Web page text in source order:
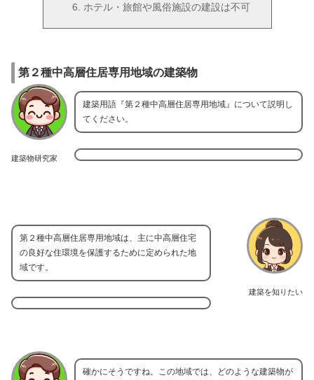
ホテル・旅館や風俗施設の建設は不可
第２種中高層住居専用地域の建築物
建築物研究家
建築用語『第２種中高層住居専用地域』について説明し
てください。
建築を知りたい
第２種中高層住居専用地域は、主に中高層住宅
の良好な住環境を保護するために定められた地
域です。
確かにそうですね。この地域では、どのような建築物が